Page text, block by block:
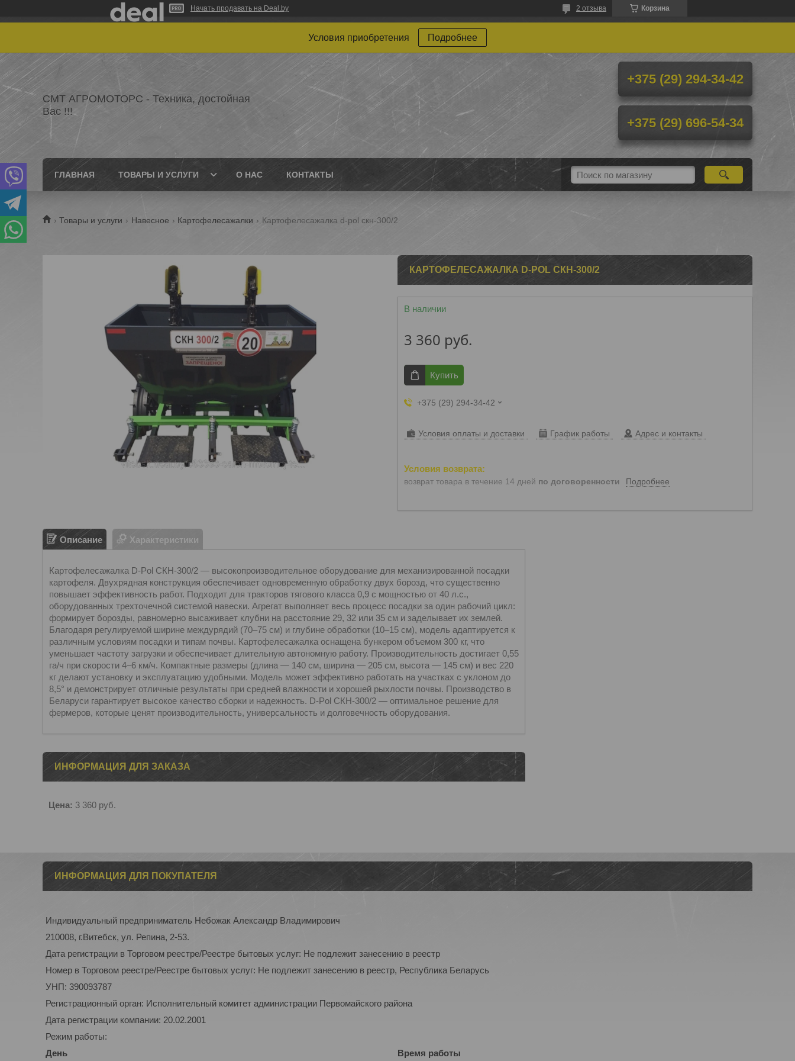
Начать продавать на Deal.by Корзина
2 отзыва
Условия приобретения Подробнее
СМТ АГРОМОТОРС - Техника, достойная
Вас !!!
+375 (29) 294-34-42
+375 (29) 696-54-34
ГЛАВНАЯ ТОВАРЫ И УСЛУГИ О НАС КОНТАКТЫ
Товары и услуги Навесное Картофелесажалки Картофелесажалка d-pol скн-300/2
КАРТОФЕЛЕСАЖАЛКА D-POL СКН-300/2
В наличии
3 360 руб.
Купить
+375 (29) 294-34-42
Условия оплаты и доставки График работы Адрес и контакты
возврат товара в течение 14 дней по договоренности Подробнее
Описание Характеристики
Картофелесажалка D-Pol СКН-300/2 — высокопроизводительное оборудование для механизированной посадки
картофеля. Двухрядная конструкция обеспечивает одновременную обработку двух борозд, что существенно
повышает эффективность работ. Подходит для тракторов тягового класса 0,9 с мощностью от 40 л.с.,
оборудованных трехточечной системой навески. Агрегат выполняет весь процесс посадки за один рабочий цикл:
формирует борозды, равномерно высаживает клубни на расстояние 29, 32 или 35 см и заделывает их землей.
Благодаря регулируемой ширине междурядий (70–75 см) и глубине обработки (10–15 см), модель адаптируется к
различным условиям посадки и типам почвы. Картофелесажалка оснащена бункером объемом 300 кг, что
уменьшает частоту загрузки и обеспечивает длительную автономную работу. Производительность достигает 0,55
га/ч при скорости 4–6 км/ч. Компактные размеры (длина — 140 см, ширина — 205 см, высота — 145 см) и вес 220
кг делают установку и эксплуатацию удобными. Модель может эффективно работать на участках с уклоном до
8,5° и демонстрирует отличные результаты при средней влажности и хорошей рыхлости почвы. Производство в
Беларуси гарантирует высокое качество сборки и надежность. D-Pol СКН-300/2 — оптимальное решение для
фермеров, которые ценят производительность, универсальность и долговечность оборудования.
ИНФОРМАЦИЯ ДЛЯ ЗАКАЗА
Цена: 3 360 руб.
ИНФОРМАЦИЯ ДЛЯ ПОКУПАТЕЛЯ
Индивидуальный предприниматель Небожак Александр Владимирович
210008, г.Витебск, ул. Репина, 2-53.
Дата регистрации в Торговом реестре/Реестре бытовых услуг: Не подлежит занесению в реестр
Номер в Торговом реестре/Реестре бытовых услуг: Не подлежит занесению в реестр, Республика Беларусь
УНП: 390093787
Регистрационный орган: Исполнительный комитет администрации Первомайского района
Дата регистрации компании: 20.02.2001
Режим работы:
День
Время работы